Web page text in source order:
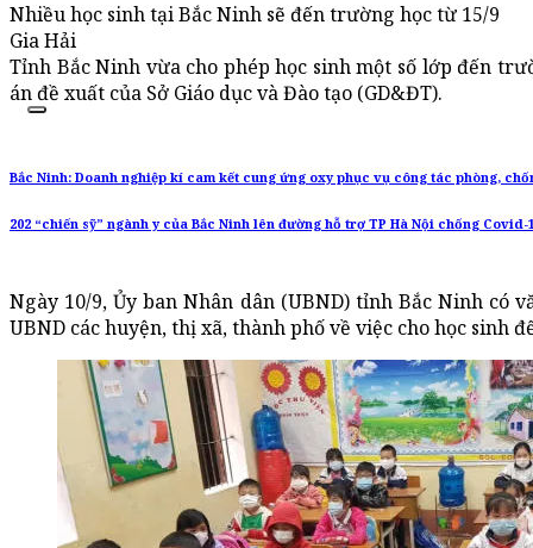
Nhiều học sinh tại Bắc Ninh sẽ đến trường học từ 15/9
Gia Hải
Tỉnh Bắc Ninh vừa cho phép học sinh một số lớp đến
án đề xuất của Sở Giáo dục và Đào tạo (GD&ĐT).
Bắc Ninh: Doanh nghiệp kí cam kết cung ứng oxy phục vụ công tác phòng,
202 “chiến sỹ” ngành y của Bắc Ninh lên đường hỗ trợ TP Hà Nội chống Covid-
Ngày 10/9, Ủy ban Nhân dân (UBND) tỉnh Bắc Ninh có
UBND các huyện, thị xã, thành phố về việc cho học sinh